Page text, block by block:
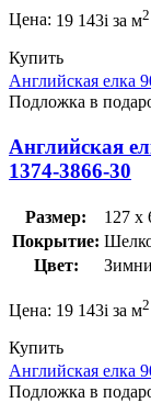
Цена: 19 143i за м2
Купить
Английская елка
Подложка в
Английская
1374-3866-30
Размер:
127 x
Покрытие:
Цвет:
Цена: 19 143i за м2
Купить
Английская елка
Подложка в